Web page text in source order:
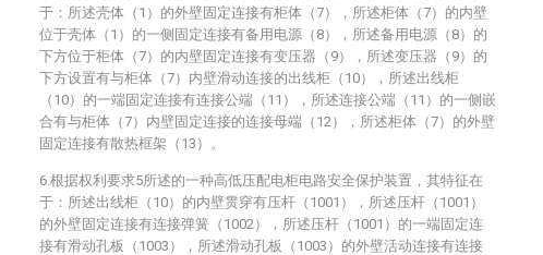
于：所述壳体（1）的外壁固定连接有柜体（7），所述柜体（7）的内壁
位于壳体（1）的一侧固定连接有备用电源（8），所述备用电源（8）的
下方位于柜体（7）的内壁固定连接有变压器（9），所述变压器（9）的
下方设置有与柜体（7）内壁滑动连接的出线柜（10），所述出线柜
（10）的一端固定连接有连接公端（11），所述连接公端（11）的一侧嵌
合有与柜体（7）内壁固定连接的连接母端（12），所述柜体（7）的外壁
固定连接有散热框架（13）。
6.根据权利要求5所述的一种高低压配电柜电路安全保护装置，其特征在
于：所述出线柜（10）的内壁贯穿有压杆（1001），所述压杆（1001）
的外壁固定连接有连接弹簧（1002），所述压杆（1001）的一端固定连
接有滑动孔板（1003），所述滑动孔板（1003）的外壁活动连接有连接